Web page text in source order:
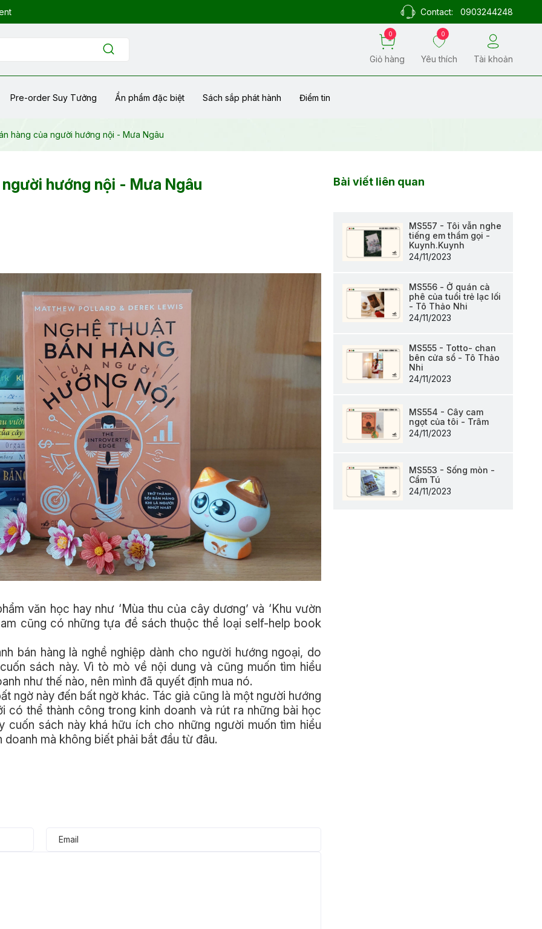
Contact: 0903244248
0
Giỏ hàng
0
Yêu thích Tài khoản
Pre-order Suy Tưởng Ẩn phẩm đặc biệt Sách sắp phát hành Điểm tin
hàng của người hướng nội - Mưa Ngâu
hướng nội - Mưa Ngâu
văn học hay như ‘Mùa thu của cây dương’ và ‘Khu vườn
cũng có những tựa đề sách thuộc thể loại self-help book
bán hàng là nghề nghiệp dành cho người hướng ngoại, do
sách này. Vì tò mò về nội dung và cũng muốn tìm hiểu
như thế nào, nên mình đã quyết định mua nó.
ngờ này đến bất ngờ khác. Tác giả cũng là một người hướng
có thể thành công trong kinh doanh và rút ra những bài học
sách này khá hữu ích cho những người muốn tìm hiểu
mà không biết phải bắt đầu từ đâu.
Bài viết liên quan
MS557 - Tôi vẫn nghe
tiếng em thầm gọi -
Kuynh.Kuynh
24/11/2023
MS556 - Ở quán cà
phê của tuổi trẻ lạc lối
- Tô Thảo Nhi
24/11/2023
MS555 - Totto- chan
bên cửa sổ - Tô Thảo
Nhi
24/11/2023
MS554 - Cây cam
ngọt của tôi - Trâm
24/11/2023
MS553 - Sống mòn -
Cẩm Tú
24/11/2023